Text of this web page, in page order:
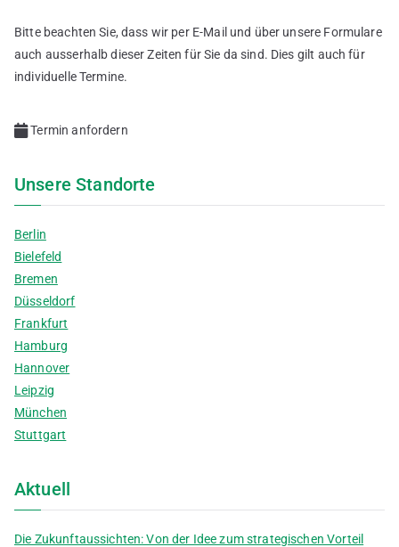
Bitte beachten Sie, dass wir per E-Mail und über unsere Formulare
auch ausserhalb dieser Zeiten für Sie da sind. Dies gilt auch für
individuelle Termine.
Termin anfordern
Unsere Standorte
Berlin
Bielefeld
Bremen
Düsseldorf
Frankfurt
Hamburg
Hannover
Leipzig
München
Stuttgart
Aktuell
Die Zukunftaussichten: Von der Idee zum strategischen Vorteil